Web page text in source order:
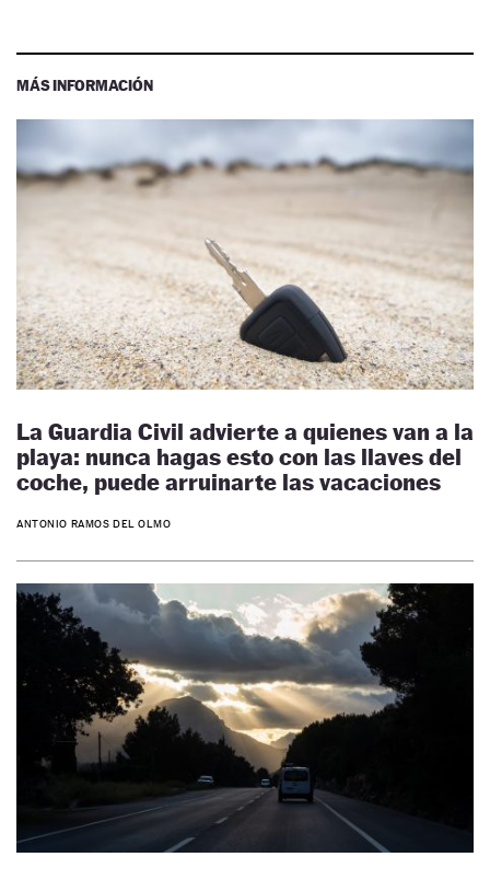
MÁS INFORMACIÓN
La Guardia Civil advierte a quienes van a la
playa: nunca hagas esto con las llaves del
coche, puede arruinarte las vacaciones
ANTONIO RAMOS DEL OLMO